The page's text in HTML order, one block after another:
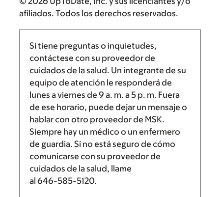
afiliados. Todos los derechos reservados.
Si tiene preguntas o inquietudes,
contáctese con su proveedor de
cuidados de la salud. Un integrante de su
equipo de atención le responderá de
lunes a viernes de 9 a. m. a5 p. m. Fuera
de ese horario, puede dejar un mensaje o
hablar con otro proveedor de MSK.
Siempre hay un médico o un enfermero
de guardia. Si no está seguro de cómo
comunicarse con su proveedor de
cuidados de la salud, llame
al 646-585-5120.